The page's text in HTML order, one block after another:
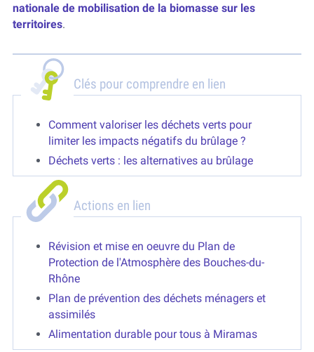
nationale de mobilisation de la biomasse sur les
territoires.
Clés pour comprendre en lien
Comment valoriser les déchets verts pour
limiter les impacts négatifs du brûlage ?
Déchets verts : les alternatives au brûlage
Actions en lien
Révision et mise en oeuvre du Plan de
Protection de l'Atmosphère des Bouches-du-
Rhône
Plan de prévention des déchets ménagers et
assimilés
Alimentation durable pour tous à Miramas